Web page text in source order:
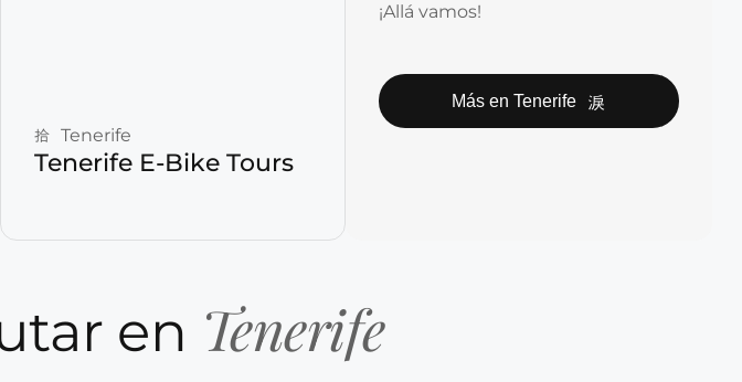
Tenerife
Tenerife E-Bike Tours
¡Allá vamos!
Más en Tenerife
en Tenerife